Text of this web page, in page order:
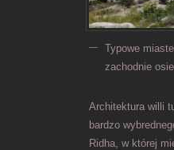
Typowe
zachodnie
Architektura willi
bardzo
Ridha, w której